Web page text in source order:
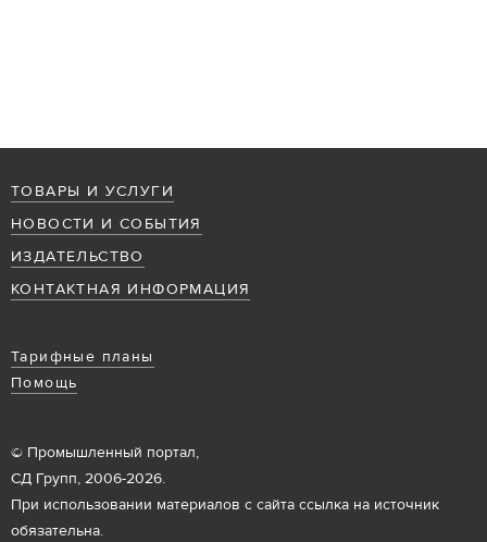
ТОВАРЫ И УСЛУГИ
НОВОСТИ И СОБЫТИЯ
ИЗДАТЕЛЬСТВО
КОНТАКТНАЯ ИНФОРМАЦИЯ
Тарифные планы
Помощь
© Промышленный портал,
СД Групп, 2006-2026.
При использовании материалов с сайта ссылка на источник
обязательна.